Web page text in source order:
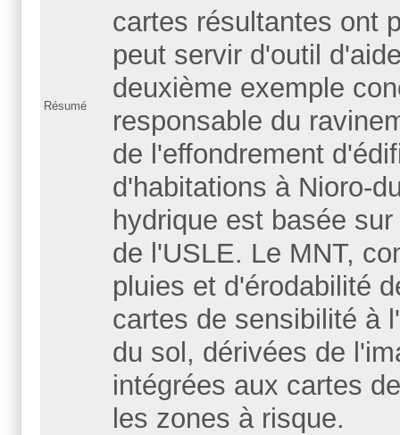
Résumé
cartes résultantes ont
peut servir d'outil
deuxième exemple
responsable du
de l'effondrement
d'habitations à Nioro-
hydrique est basée
de l'USLE. Le MNT,
pluies et d'érodabilité
cartes de sensibilité à
du sol, dérivées de
intégrées aux cartes
les zones à risque.